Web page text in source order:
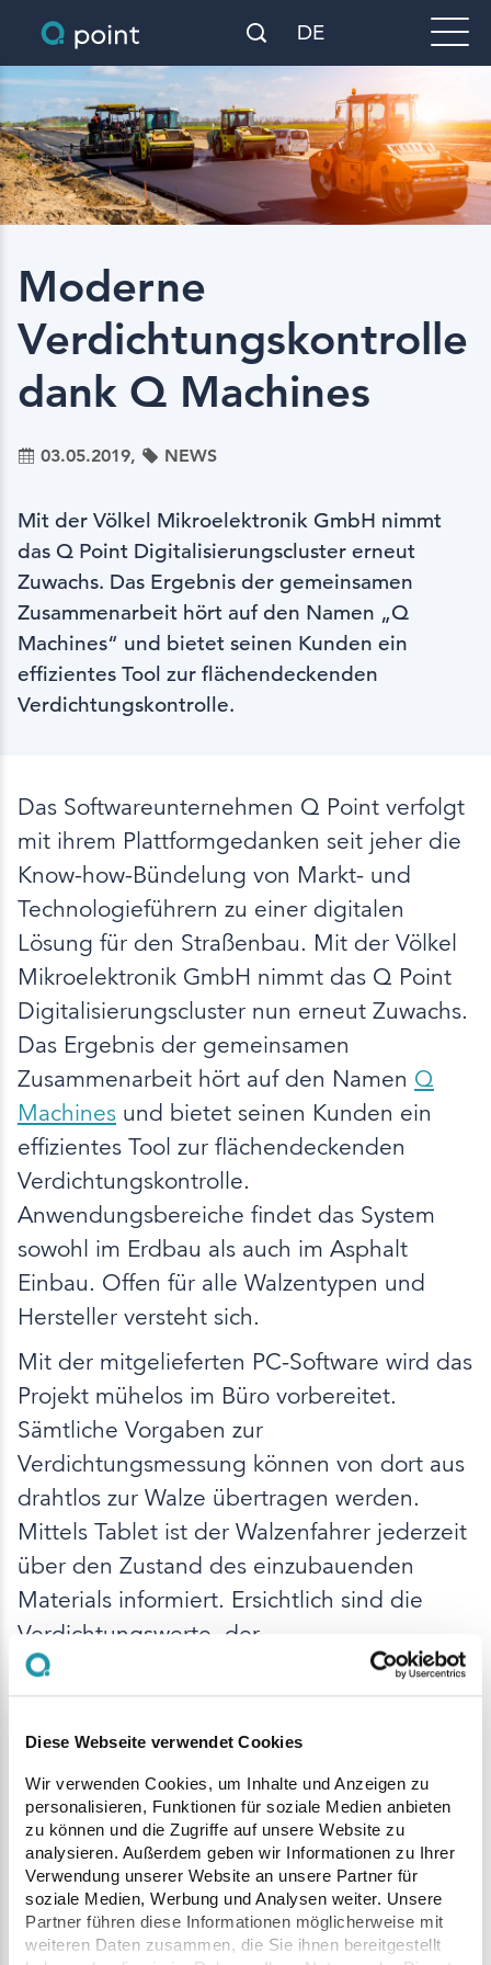
Diese Webseite verwendet Cookies
Wir verwenden Cookies, um Inhalte und Anzeigen zu
personalisieren, Funktionen für soziale Medien anbieten
zu können und die Zugriffe auf unsere Website zu
analysieren. Außerdem geben wir Informationen zu Ihrer
Verwendung unserer Website an unsere Partner für
soziale Medien, Werbung und Analysen weiter. Unsere
Partner führen diese Informationen möglicherweise mit
weiteren Daten zusammen, die Sie ihnen bereitgestellt
DE
Moderne
Verdichtungskontrolle
dank Q Machines
03.05.2019, NEWS
Mit der Völkel Mikroelektronik GmbH nimmt
das Q Point Digitalisierungscluster erneut
Zuwachs. Das Ergebnis der gemeinsamen
Zusammenarbeit hört auf den Namen „Q
Machines“ und bietet seinen Kunden ein
effizientes Tool zur flächendeckenden
Verdichtungskontrolle.
Das Softwareunternehmen Q Point verfolgt
mit ihrem Plattformgedanken seit jeher die
Know-how-Bündelung von Markt- und
Technologieführern zu einer digitalen
Lösung für den Straßenbau. Mit der Völkel
Mikroelektronik GmbH nimmt das Q Point
Digitalisierungscluster nun erneut Zuwachs.
Das Ergebnis der gemeinsamen
Zusammenarbeit hört auf den Namen Q
Machines und bietet seinen Kunden ein
effizientes Tool zur flächendeckenden
Verdichtungskontrolle.
Anwendungsbereiche findet das System
sowohl im Erdbau als auch im Asphalt
Einbau. Offen für alle Walzentypen und
Hersteller versteht sich.
Mit der mitgelieferten PC-Software wird das
Projekt mühelos im Büro vorbereitet.
Sämtliche Vorgaben zur
Verdichtungsmessung können von dort aus
drahtlos zur Walze übertragen werden.
Mittels Tablet ist der Walzenfahrer jederzeit
über den Zustand des einzubauenden
Materials informiert. Ersichtlich sind die
Verdichtungswerte, der
Verdichtungszuwachs oder die Anzahl der
dynamischen Überfahrten. So lassen sich
Schwachstellen sofort erkennen. Die farbige
auf der Karte, wann das Ziel der
Verdichtung erreicht ist. Alle Messdaten
sind im Anschluss auf der PC-Software
abrufbereit und können dort ausgewertet
und dokumentiert werden. Des Weiteren